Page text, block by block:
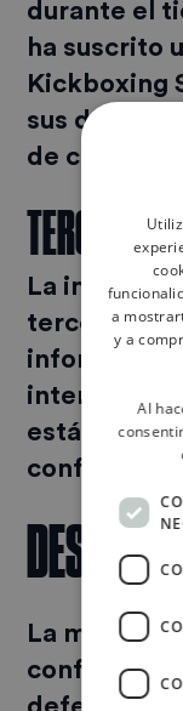
durante el
ha suscrito
Kickboxing
sus datos
de
TERCEROS
La
terceros.
información
están
La mayoría
a
y a
Al